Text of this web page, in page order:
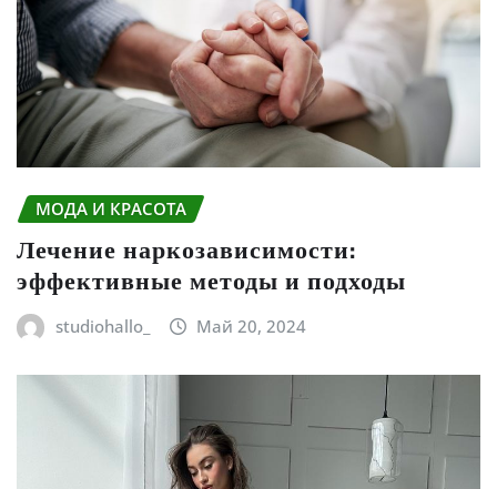
МОДА И КРАСОТА
Лечение наркозависимости:
эффективные методы и подходы
studiohallo_ Май 20, 2024